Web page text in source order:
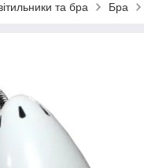
та бра Бра